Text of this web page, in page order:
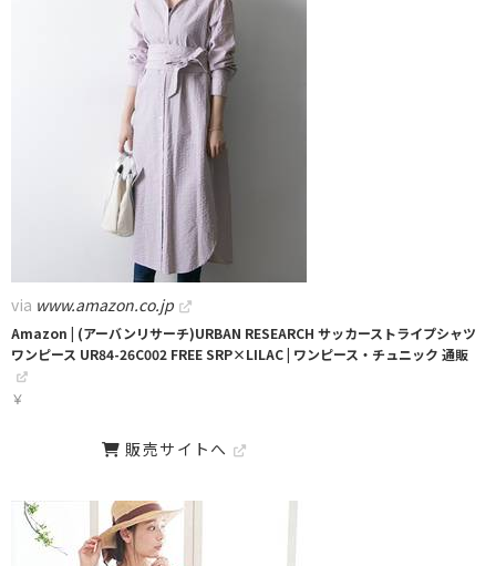
via www.amazon.co.jp
Amazon | (アーバンリサーチ)URBAN RESEARCH サッカーストライプシャツ
ワンピース UR84-26C002 FREE SRP×LILAC | ワンピース・チュニック 通販
￥
販売サイトへ